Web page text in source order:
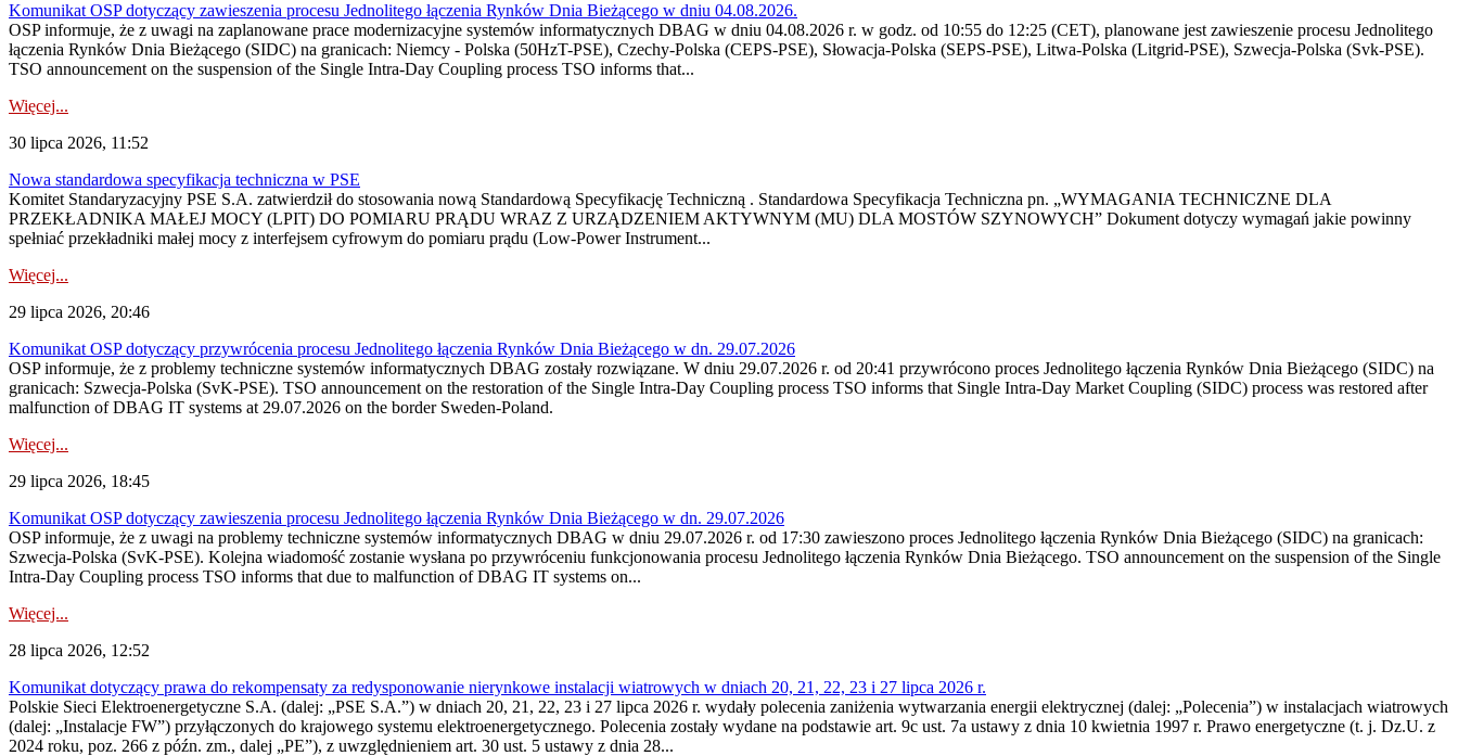
Komunikat OSP dotyczący zawieszenia procesu Jednolitego łączenia Rynków Dnia Bieżącego w dniu 04.08.2026.
OSP informuje, że z uwagi na zaplanowane prace modernizacyjne systemów informatycznych DBAG w dniu 04.08.2026 r. w godz. od 10:55 do 12:25 (CET), planowane jest zawieszenie procesu Jednolitego
łączenia Rynków Dnia Bieżącego (SIDC) na granicach: Niemcy - Polska (50HzT-PSE), Czechy-Polska (CEPS-PSE), Słowacja-Polska (SEPS-PSE), Litwa-Polska (Litgrid-PSE), Szwecja-Polska (Svk-PSE).
TSO announcement on the suspension of the Single Intra-Day Coupling process TSO informs that...
Więcej...
30 lipca 2026, 11:52
Nowa standardowa specyfikacja techniczna w PSE
Komitet Standaryzacyjny PSE S.A. zatwierdził do stosowania nową Standardową Specyfikację Techniczną . Standardowa Specyfikacja Techniczna pn. „WYMAGANIA TECHNICZNE DLA
PRZEKŁADNIKA MAŁEJ MOCY (LPIT) DO POMIARU PRĄDU WRAZ Z URZĄDZENIEM AKTYWNYM (MU) DLA MOSTÓW SZYNOWYCH” Dokument dotyczy wymagań jakie powinny
spełniać przekładniki małej mocy z interfejsem cyfrowym do pomiaru prądu (Low-Power Instrument...
Więcej...
29 lipca 2026, 20:46
Komunikat OSP dotyczący przywrócenia procesu Jednolitego łączenia Rynków Dnia Bieżącego w dn. 29.07.2026
OSP informuje, że z problemy techniczne systemów informatycznych DBAG zostały rozwiązane. W dniu 29.07.2026 r. od 20:41 przywrócono proces Jednolitego łączenia Rynków Dnia Bieżącego (SIDC) na
granicach: Szwecja-Polska (SvK-PSE). TSO announcement on the restoration of the Single Intra-Day Coupling process TSO informs that Single Intra-Day Market Coupling (SIDC) process was restored after
malfunction of DBAG IT systems at 29.07.2026 on the border Sweden-Poland.
Więcej...
29 lipca 2026, 18:45
Komunikat OSP dotyczący zawieszenia procesu Jednolitego łączenia Rynków Dnia Bieżącego w dn. 29.07.2026
OSP informuje, że z uwagi na problemy techniczne systemów informatycznych DBAG w dniu 29.07.2026 r. od 17:30 zawieszono proces Jednolitego łączenia Rynków Dnia Bieżącego (SIDC) na granicach:
Szwecja-Polska (SvK-PSE). Kolejna wiadomość zostanie wysłana po przywróceniu funkcjonowania procesu Jednolitego łączenia Rynków Dnia Bieżącego. TSO announcement on the suspension of the Single
Intra-Day Coupling process TSO informs that due to malfunction of DBAG IT systems on...
Więcej...
28 lipca 2026, 12:52
Komunikat dotyczący prawa do rekompensaty za redysponowanie nierynkowe instalacji wiatrowych w dniach 20, 21, 22, 23 i 27 lipca 2026 r.
Polskie Sieci Elektroenergetyczne S.A. (dalej: „PSE S.A.”) w dniach 20, 21, 22, 23 i 27 lipca 2026 r. wydały polecenia zaniżenia wytwarzania energii elektrycznej (dalej: „Polecenia”) w instalacjach wiatrowych
(dalej: „Instalacje FW”) przyłączonych do krajowego systemu elektroenergetycznego. Polecenia zostały wydane na podstawie art. 9c ust. 7a ustawy z dnia 10 kwietnia 1997 r. Prawo energetyczne (t. j. Dz.U. z
2024 roku, poz. 266 z późn. zm., dalej „PE”), z uwzględnieniem art. 30 ust. 5 ustawy z dnia 28...